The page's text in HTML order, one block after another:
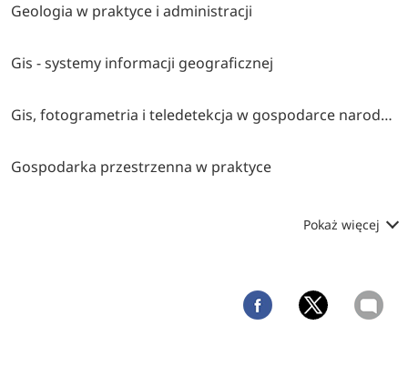
Geologia w praktyce i administracji
Gis - systemy informacji geograficznej
Gis, fotogrametria i teledetekcja w gospodarce narodowej, obronie kraju i ochronie środowiska
Gospodarka przestrzenna w praktyce
Pokaż więcej